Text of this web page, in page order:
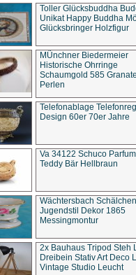
Toller Glücksbuddha
Unikat Happy Buddha
Glücksbringer Holzfigur
MÜnchner Biedermeier
Historische Ohrringe
Schaumgold 585
Perlen
Telefonablage
Design 60er 70er Jahre
Va 34122 Schuco
Teddy Bär Hellbraun
Wächtersbach Schälchen
Jugendstil Dekor 1865
Messingmontur
2x Bauhaus Tripod Steh
Dreibein Stativ Art Deco
Vintage Studio Leucht